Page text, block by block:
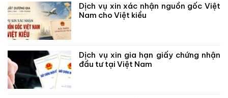
Dịch vụ xin xác nhận nguồn gốc Việt
Nam cho Việt kiều
Dịch vụ xin gia hạn giấy chứng nhận
đầu tư tại Việt Nam